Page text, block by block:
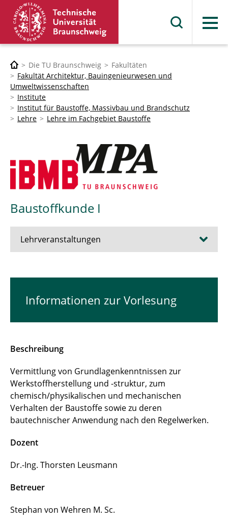
Menü
Die TU Braunschweig
Fakultäten
Fakultät Architektur, Bauingenieurwesen und
Umweltwissenschaften
Institute
Institut für Baustoffe, Massivbau und Brandschutz
Lehre
Lehre im Fachgebiet Baustoffe
Baustoffkunde I
Lehrveranstaltungen
Forschung
Zentren
Angebote
Informationen zur Vorlesung
Beschreibung
Vermittlung von Grundlagenkenntnissen zur
Werkstoffherstellung und -struktur, zum
chemisch/physikalischen und mechanischen
Verhalten der Baustoffe sowie zu deren
bautechnischer Anwendung nach den Regelwerken.
Dozent
Dr.-Ing. Thorsten Leusmann
Betreuer
Stephan von Wehren M. Sc.